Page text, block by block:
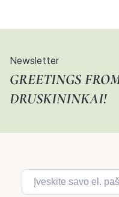
Newsletter
GREETINGS
DRUSKININKAI!